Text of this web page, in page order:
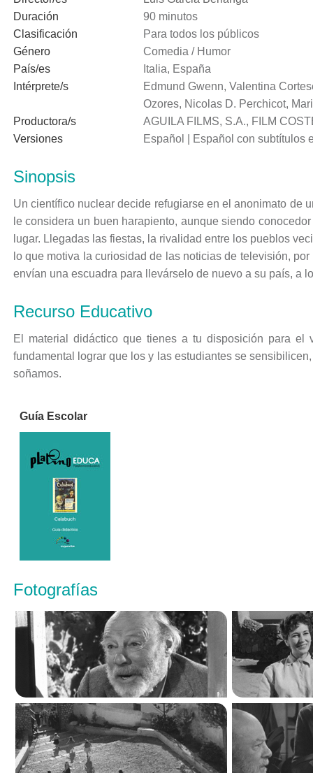
Duración
90 minutos
Clasificación
Para todos los públicos
Género
Comedia / Humor
País/es
Italia, España
Intérprete/s
Edmund Gwenn, Valentina
Ozores, Nicolas D. Perchicot,
Productora/s
AGUILA FILMS, S.A., FILM
Versiones
Español | Español con subtítulos
Sinopsis
Un científico nuclear decide refugiarse en el anonimato de
le considera un buen harapiento, aunque siendo
lugar. Llegadas las fiestas, la rivalidad entre los pueblos
lo que motiva la curiosidad de las noticias de televisión,
envían una escuadra para llevárselo de nuevo a su país, a
Recurso Educativo
El material didáctico que tienes a tu disposición para
fundamental lograr que los y las estudiantes se
soñamos.
Guía Escolar
Fotografías